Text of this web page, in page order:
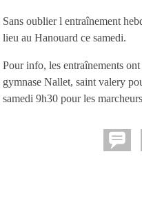
Sans oublier l entraînement
lieu au Hanouard ce samedi.
Pour info, les entraînements
gymnase Nallet, saint valery
samedi 9h30 pour les